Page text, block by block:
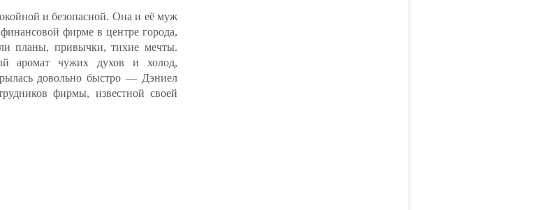
и безопасной. Она и её муж
фирме в центре города,
планы, привычки, тихие мечты.
аромат чужих духов и холод,
довольно быстро — Дэниел
фирмы, известной своей